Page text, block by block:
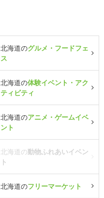
北海道のグルメ・フードフェ
ス
北海道の体験イベント・アク
ティビティ
北海道のアニメ・ゲームイベ
ント
北海道の動物ふれあいイベン
ト
北海道のフリーマーケット